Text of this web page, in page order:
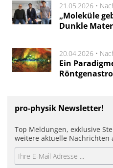
21.05.2026 •
„Moleküle
Dunkle
20.04.2026 •
Ein
pro-physik Newsletter!
Top Meldungen, exklusive
weitere aktuelle Nachrichten